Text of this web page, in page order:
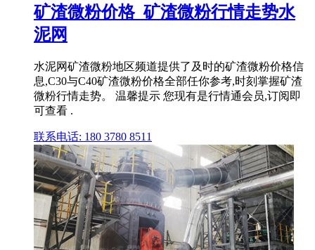
矿渣微粉价格_矿渣微粉行情走势水
泥网
水泥网矿渣微粉地区频道提供了及时的矿渣微粉价格信
息,C30与C40矿渣微粉价格全部任你参考,时刻掌握矿渣
微粉行情走势。 温馨提示 您现有是行情通会员,订阅即
可查看 .
联系电话: 180 3780 8511